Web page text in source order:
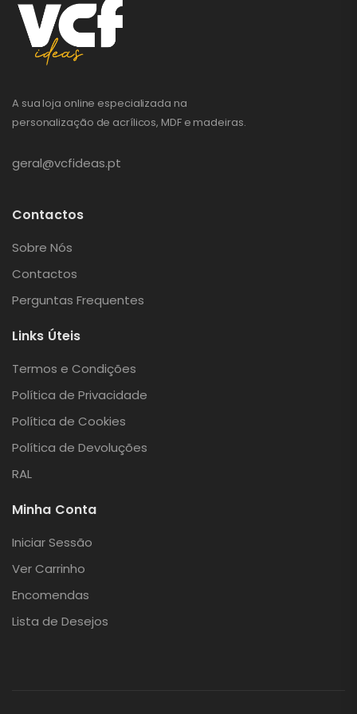
A sua loja online especializada na
personalização de acrílicos, MDF e madeiras.
geral@vcfideas.pt
Contactos
Sobre Nós
Contactos
Perguntas Frequentes
Links Úteis
Termos e Condições
Política de Privacidade
Política de Cookies
Política de Devoluções
RAL
Minha Conta
Iniciar Sessão
Ver Carrinho
Encomendas
Lista de Desejos